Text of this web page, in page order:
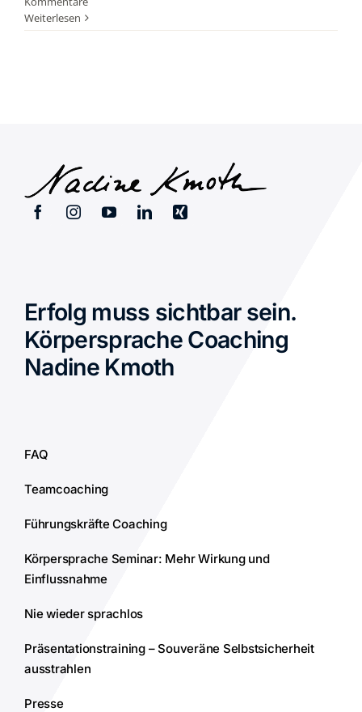
Weiterlesen
Erfolg muss sichtbar sein.
Körpersprache Coaching
Nadine Kmoth
FAQ
Teamcoaching
Führungskräfte Coaching
Körpersprache Seminar: Mehr Wirkung und
Einflussnahme
Nie wieder sprachlos
Präsentationstraining – Souveräne Selbstsicherheit
ausstrahlen
Presse